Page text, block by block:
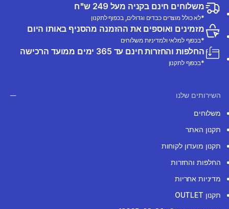
משלוחים חינם בקניה מעל 249 ש"ח
*לא כולל מוצרים כבדים וגדולים, בכפוף לתקנון
מזמינים ואוספים את ההזמנה מהסניף באותו היום
*בכפוף למלאי ולמדיניות משלוחים
החלפות והחזרות חינם עד 365 ימים ממועד הרכישה
*בכפוף לתקנון
השירותים שלנו
משלוחים
תקנון האתר
תקנון מועדון לקוחות
החלפות והחזרות
מדיניות אחריות
תקנון OUTLET